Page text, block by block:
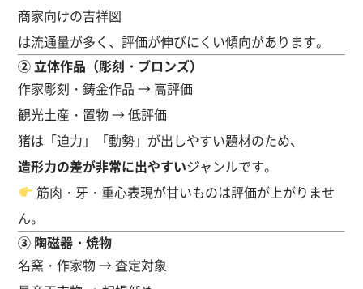
商家向けの吉祥図
は流通量が多く、評価が伸びにくい傾向があります。
② 立体作品（彫刻・ブロンズ）
作家彫刻・鋳金作品 → 高評価
観光土産・置物 → 低評価
猪は「迫力」「動勢」が出しやすい題材のため、
造形力の差が非常に出やすいジャンルです。
筋肉・牙・重心表現が甘いものは評価が上がりませ
ん。
③ 陶磁器・焼物
名窯・作家物 → 査定対象